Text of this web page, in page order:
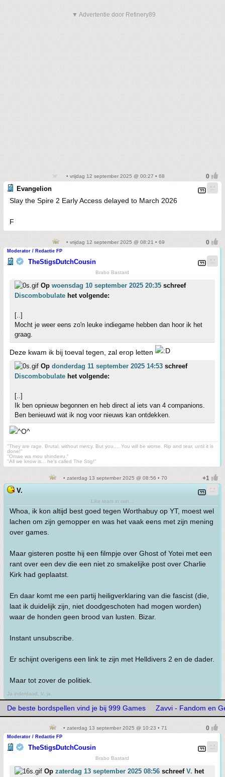
▼ Advertentie door Refinery89
• vrijdag 12 september 2025 @ 00:27 • 68
Evangelion
Slay the Spire 2 Early Access delayed to March 2026
F
• vrijdag 12 september 2025 @ 08:21 • 69
Moderator / Redactie FP
TheStigsDutchCousin
Brabo Bastard
Op woensdag 10 september 2025 20:35 schreef
Discombobulate het volgende:
[..]
Mocht je weer eens zo'n leuke indiegame hebben dan hoor ik het
graag.
Deze kwam ik bij toeval tegen, zal erop letten
Op donderdag 11 september 2025 14:53 schreef
Discombobulate het volgende:
[..]
Ik ben opnieuw begonnen en heb direct al iets van 4 companions.
Ben benieuwd wat ik nog voor nieuws kan ontdekken.
"They are rage. Brutal, without mercy. But you.... You will be worse. Rip and tear, until it is
done!"
"Omae wa mou shindeiru."
"All we know is... he's called The Stig!"
• zaterdag 13 september 2025 @ 08:56 • 70
V.
Like tears in rain...
Whoa, ik kon altijd best goed tegen Worthabuy op YT, moest wel
lachen om zijn gemopper en was het vaak eens met zijn mening
over games.
Maar gisteren postte hij een filmpje over Ghost of Yotei met een
rant over een dev die een niet zo smakelijke post over Charlie
Kirk had geplaatst.
En daar komt me een partij heiligverklaring van die fascist (die,
laat ik duidelijk zijn, niet doodgeschoten had mogen worden)
waar de honden geen brood van lusten. Bizar.
Instant unsubscribe.
Er schijnt overigens een link te zijn met Helldivers 2 en de dader.
Maar tot zover de politiek.
Ja inderdaad, V. ja.
De beste bordspellen vind je bij 999 Games Zavvi - Fandom en
• zaterdag 13 september 2025 @ 10:23 • 71
Moderator / Redactie FP
TheStigsDutchCousin
Brabo Bastard
Op zaterdag 13 september 2025 08:56 schreef V. het